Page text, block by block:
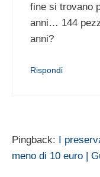
fine si trovano
anni… 144
anni?
Rispondi
Pingback: I
meno di 10 euro |